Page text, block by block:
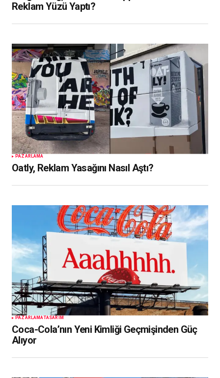
Reklam Yüzü Yaptı?
PAZARLAMA
Oatly, Reklam Yasağını Nasıl Aştı?
PAZARLAMATASARIM
Coca-Cola’nın Yeni Kimliği Geçmişinden Güç
Alıyor